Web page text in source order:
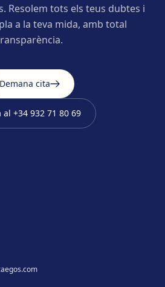
Resolem tots els teus dubtes i
a la teva mida, amb total
Demana cita
al +34 932 71 80 69